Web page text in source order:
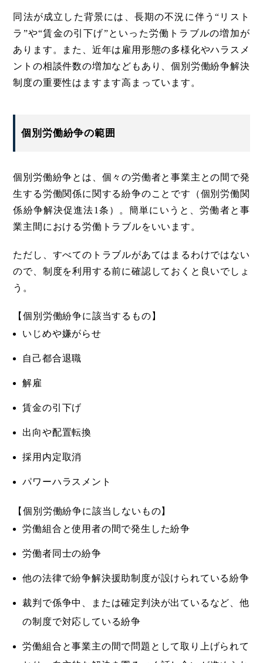
同法が成立した背景には、長期の不況に伴う“リスト
ラ”や“賃金の引下げ”といった労働トラブルの増加が
あります。また、近年は雇用形態の多様化やハラスメ
ントの相談件数の増加などもあり、個別労働紛争解決
制度の重要性はますます高まっています。
個別労働紛争の範囲
個別労働紛争とは、個々の労働者と事業主との間で発
生する労働関係に関する紛争のことです（個別労働関
係紛争解決促進法1条）。簡単にいうと、労働者と事
業主間における労働トラブルをいいます。
ただし、すべてのトラブルがあてはまるわけではない
ので、制度を利用する前に確認しておくと良いでしょ
う。
【個別労働紛争に該当するもの】
いじめや嫌がらせ
自己都合退職
解雇
賃金の引下げ
出向や配置転換
採用内定取消
パワーハラスメント
【個別労働紛争に該当しないもの】
労働組合と使用者の間で発生した紛争
労働者同士の紛争
他の法律で紛争解決援助制度が設けられている紛争
裁判で係争中、または確定判決が出ているなど、他
の制度で対応している紛争
労働組合と事業主の間で問題として取り上げられて